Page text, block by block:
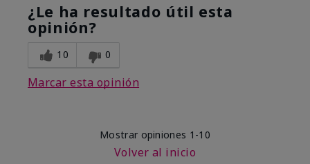
¿Le ha resultado útil esta
opinión?
10 0
Marcar esta opinión
Mostrar opiniones 1-10
Volver al inicio